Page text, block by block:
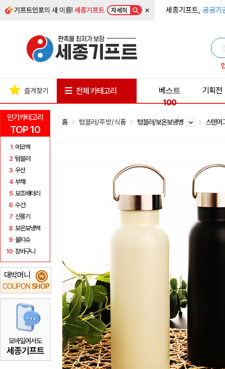
기프트인포의 새 이름!세종기프트 자세히 × 세종기프트, 공공기
인기카테고리
TOP 10
1 에코백
2 텀블러
3 우산
4 부채
5 보조배터리
6 수건
7 선풍기
8 보온보냉백
9 물티슈
10 장바구니
대박머니
COUPON SHOP
₩
모바일에서도
세종기프트
즐겨찾기 전체 카테고리
베스트
100
기획전
홈 텀블러/주방/식품 텀블러/보온보냉병 스텐머